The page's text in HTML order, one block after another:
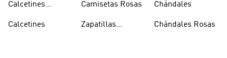
Calcetines
Blancos
Calcetines
Camisetas Rosas
Zapatillas
Chándales
Chándales Rosas